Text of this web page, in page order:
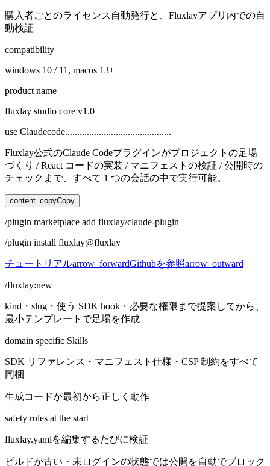
購入者ごとのライセンス自動発行と、Fluxlayアプリ内での自
動検証
compatibility
windows 10 / 11, macos 13+
product name
fluxlay studio core v1.0
use Claudecode............................................
Fluxlay公式のClaude Codeプラグインがプロジェクトの足場
づくり / React コードの実装 / マニフェストの検証 / 公開時の
チェックまで、すべて 1 つの会話の中で実行可能。
content_copyCopy
/plugin marketplace add fluxlay/claude-plugin
/plugin install fluxlay@fluxlay
チュートリアルarrow_forwardGithubを参照arrow_outward
/fluxlay:new
kind・slug・使う SDK hook・必要な権限まで提案してから、
最小テンプレートで足場を作成
domain specific Skills
SDK リファレンス・マニフェスト仕様・CSP 制約をすべて
同梱
生成コードが最初から正しく動作
safety rules at the start
fluxlay.yamlを編集するたびに検証
ビルドが古い・未ログインの状態では公開を自動でブロック